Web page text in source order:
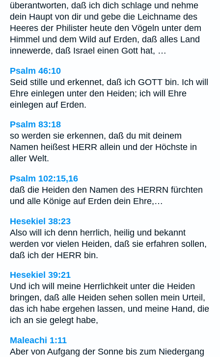
überantworten, daß ich dich schlage und nehme
dein Haupt von dir und gebe die Leichname des
Heeres der Philister heute den Vögeln unter dem
Himmel und dem Wild auf Erden, daß alles Land
innewerde, daß Israel einen Gott hat, …
Psalm 46:10
Seid stille und erkennet, daß ich GOTT bin. Ich will
Ehre einlegen unter den Heiden; ich will Ehre
einlegen auf Erden.
Psalm 83:18
so werden sie erkennen, daß du mit deinem
Namen heißest HERR allein und der Höchste in
aller Welt.
Psalm 102:15,16
daß die Heiden den Namen des HERRN fürchten
und alle Könige auf Erden dein Ehre,…
Hesekiel 38:23
Also will ich denn herrlich, heilig und bekannt
werden vor vielen Heiden, daß sie erfahren sollen,
daß ich der HERR bin.
Hesekiel 39:21
Und ich will meine Herrlichkeit unter die Heiden
bringen, daß alle Heiden sehen sollen mein Urteil,
das ich habe ergehen lassen, und meine Hand, die
ich an sie gelegt habe,
Maleachi 1:11
Aber von Aufgang der Sonne bis zum Niedergang